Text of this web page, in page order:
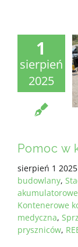
1
sierpień
2025
Pomoc w
sierpień 1 2025
budowlany,
akumulatorowe
Kontenerowe
medyczna,
pryszniców,